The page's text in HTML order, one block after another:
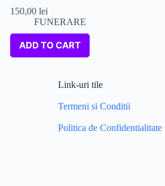
150,00lei
FUNERARE
ADD TO CART
Link-uri tile
Termeni si Conditii
Politica de Confidentialitate